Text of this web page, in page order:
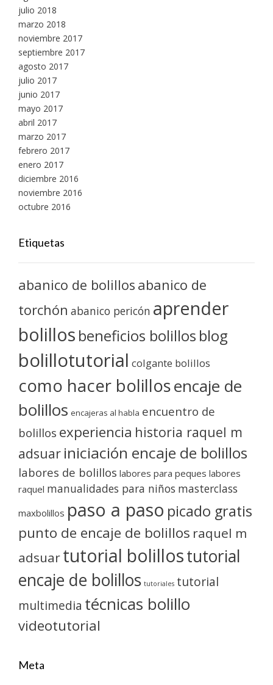
julio 2018
marzo 2018
noviembre 2017
septiembre 2017
agosto 2017
julio 2017
junio 2017
mayo 2017
abril 2017
marzo 2017
febrero 2017
enero 2017
diciembre 2016
noviembre 2016
octubre 2016
Etiquetas
abanico de bolillos abanico de
torchón abanico pericón aprender
bolillos beneficios bolillos blog
bolillotutorial colgante bolillos
como hacer bolillosencaje de
bolillos encajeras al habla encuentro de
bolillos experiencia historia raquel m
adsuar iniciación encaje de bolillos
labores de bolillos labores para peques labores
raquel manualidades para niños masterclass
maxbolillos paso a paso picado gratis
punto de encaje de bolillos raquel m
adsuartutorial bolillostutorial
encaje de bolillos tutoriales tutorial
multimedia técnicas bolillo
videotutorial
Meta